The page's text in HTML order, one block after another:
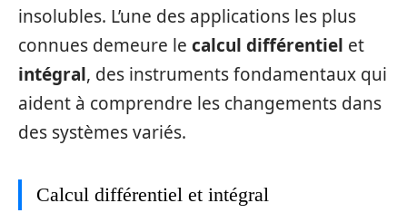
insolubles. L’une des applications les plus
connues demeure le calcul différentiel et
intégral, des instruments fondamentaux qui
aident à comprendre les changements dans
des systèmes variés.
Calcul différentiel et intégral